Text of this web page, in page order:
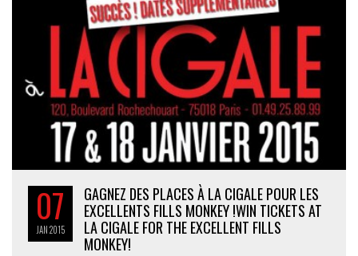
07
JAN2015
GAGNEZ DES PLACES À LA CIGALE POUR LES
EXCELLENTS FILLS MONKEY !WIN TICKETS AT
LA CIGALE FOR THE EXCELLENT FILLS
MONKEY!